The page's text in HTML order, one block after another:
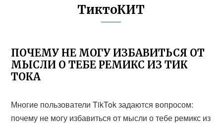
ТиктоКИТ
ПОЧЕМУ НЕ МОГУ ИЗБАВИТЬСЯ ОТ
МЫСЛИ О ТЕБЕ РЕМИКС ИЗ ТИК
ТОКА
Многие пользователи TikTok задаются вопросом:
почему не могу избавиться от мысли о тебе ремикс из